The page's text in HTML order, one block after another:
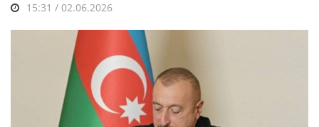
15:31 / 02.06.2026